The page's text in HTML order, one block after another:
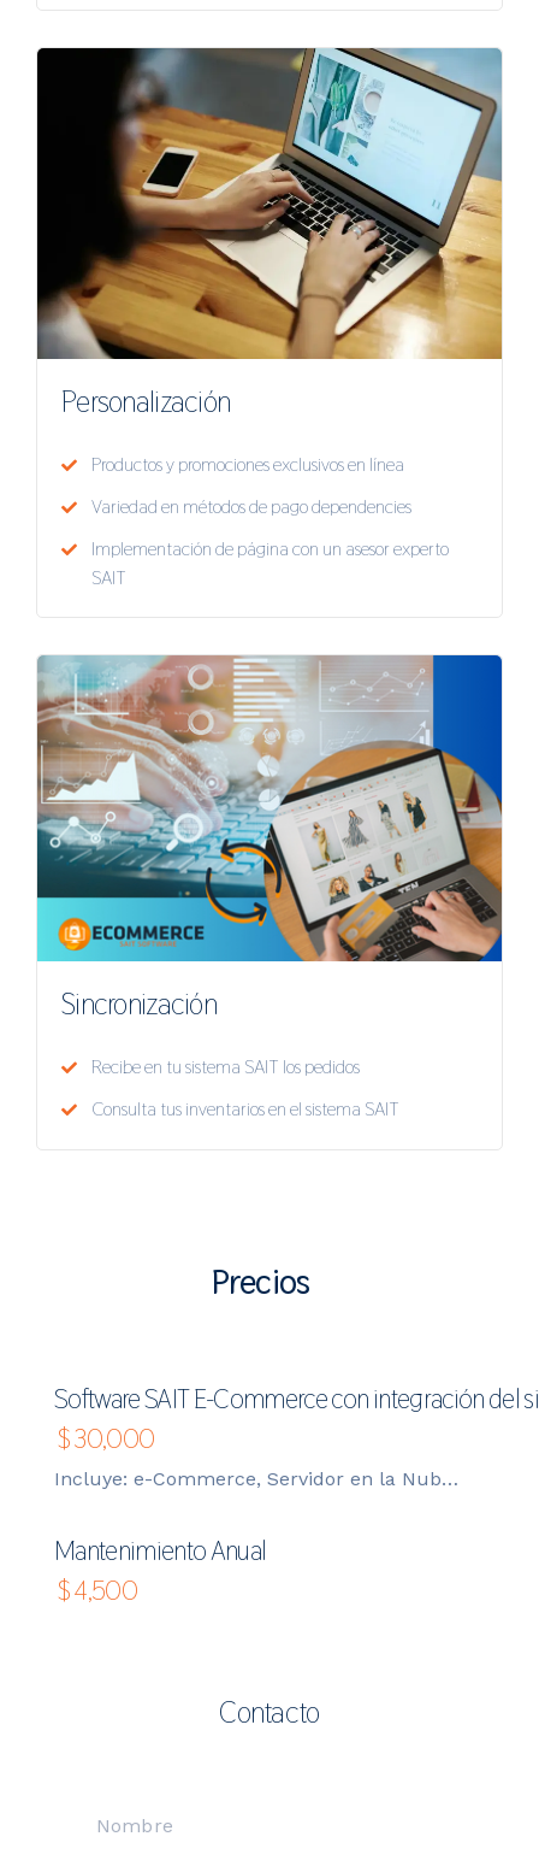
Personalización
Productos y promociones exclusivos en línea
Variedad en métodos de pago dependencies
Implementación de página con un asesor experto
SAIT
Sincronización
Recibe en tu sistema SAIT los pedidos
Consulta tus inventarios en el sistema SAIT
Precios
Software SAIT E-Commerce con integración del
$30,000
Incluye: e-Commerce, Servidor en la Nube, Configuración y Capacitación
Mantenimiento Anual
$4,500
Contacto